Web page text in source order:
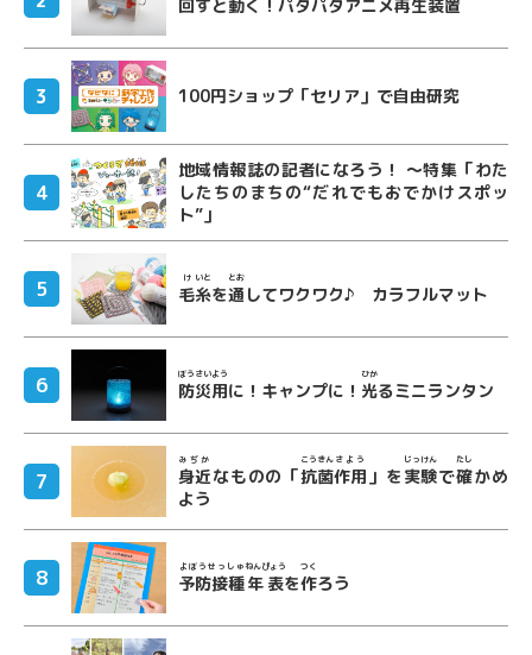
回すと動く！パタパタアニメ再生装置
100円ショップ「セリア」で自由研究
地域情報誌の記者になろう！ ～特集「わた
したちのまちの“だれでもおでかけスポッ
ト”」
毛
け
糸
いと
を通
とお
してワクワク♪ カラフルマット
防災
ぼうさい
用
よう
に！キャンプに！ 光
ひか
るミニランタン
身近
みぢか
なものの「抗菌
こうきん
作用
さよう
」を 実験
じっけん
で確
たし
かめ
よう
予防接種
よぼうせっしゅ
年表
ねんぴょう
を作
つく
ろう